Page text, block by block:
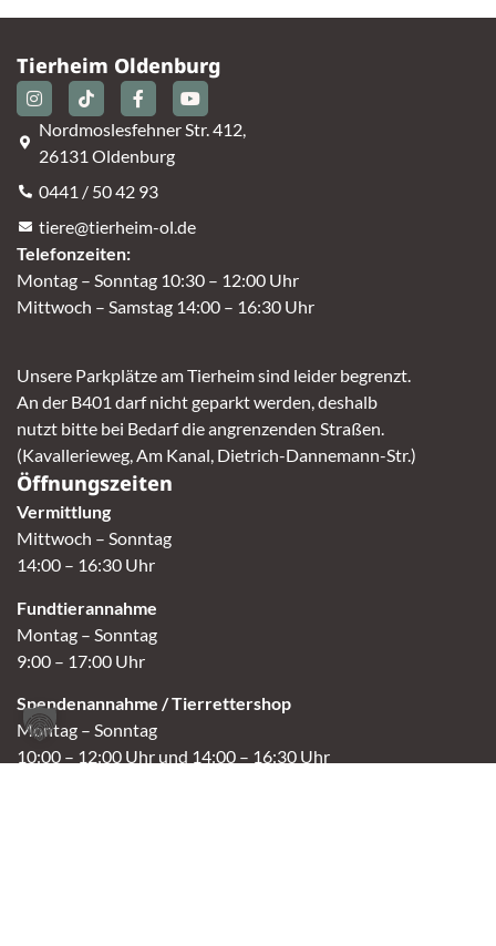
Tierheim Oldenburg
Nordmoslesfehner Str. 412,
26131 Oldenburg
0441 / 50 42 93
tiere@tierheim-ol.de
Telefonzeiten:
Montag – Sonntag 10:30 – 12:00 Uhr
Mittwoch – Samstag 14:00 – 16:30 Uhr
Unsere Parkplätze am Tierheim sind leider begrenzt.
An der B401 darf nicht geparkt werden, deshalb
nutzt bitte bei Bedarf die angrenzenden Straßen.
(Kavallerieweg, Am Kanal, Dietrich-Dannemann-Str.)
Öffnungszeiten
Vermittlung
Mittwoch – Sonntag
14:00 – 16:30 Uhr
Fundtierannahme
Montag – Sonntag
9:00 – 17:00 Uhr
Spendenannahme / Tierrettershop
Montag – Sonntag
10:00 – 12:00 Uhr und 14:00 – 16:30 Uhr